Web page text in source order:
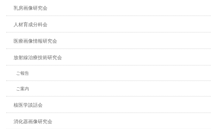
乳房画像研究会
人材育成分科会
医療画像情報研究会
放射線治療技術研究会
ご報告
ご案内
核医学談話会
消化器画像研究会